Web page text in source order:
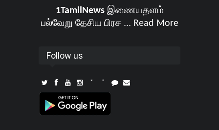
1TamilNewsஇணையதளம்
பல்வேறு தேசிய பிரச ... Read More
Follow us